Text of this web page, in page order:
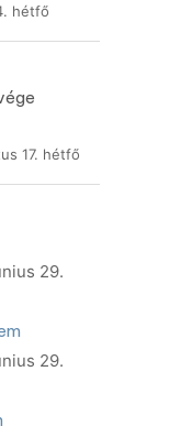
hétfő
17. hétfő
29.
29.